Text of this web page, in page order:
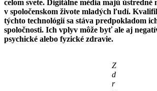
celom svete. Digitálne média majú ústredné
v spoločenskom živote mladých ľudí.
týchto technológií sa stáva predpokladom
spoločnosti. Ich vplyv môže byť ale aj
psychické alebo fyzické zdravie.
Z
d
r